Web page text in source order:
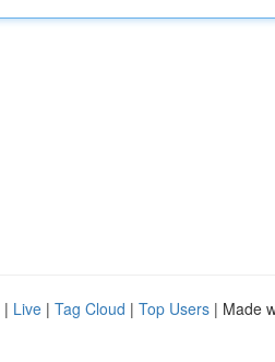
| Live | Tag Cloud | Top Users | Made